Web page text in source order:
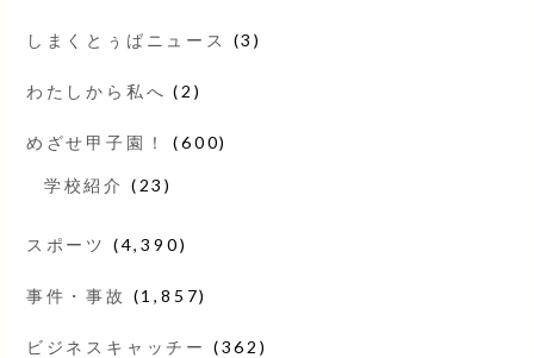
しまくとぅばニュース (3)
わたしから私へ (2)
めざせ甲子園！ (600)
学校紹介 (23)
スポーツ (4,390)
事件・事故 (1,857)
ビジネスキャッチー (362)